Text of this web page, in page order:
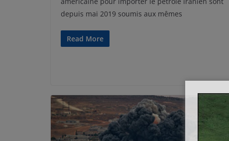
depuis mai 2019 soumis aux mêmes
Read More